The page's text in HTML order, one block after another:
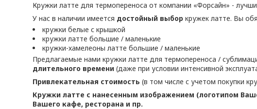
Кружки латте для термопереноса от компании «Форсайн» -
У нас в наличии имеется достойный выбор кружек латте. Вы
кружки белые с крышкой
кружки латте большие / маленькие
кружки-хамелеоны латте большие / маленькие
Предлагаемые нами кружки латте для термопереноса /
длительного времени (даже при условии интенсивной
Привлекательная стоимость (в том числе с учетом покупки
Кружки латте с нанесенным изображением (логотипом
Вашего кафе, ресторана и пр.